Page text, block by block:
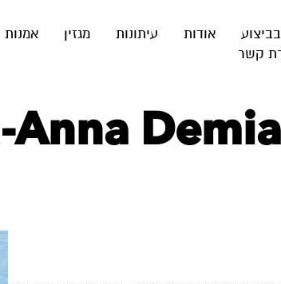
אודות עיתונות מגזין אמנות
קשר
Anna